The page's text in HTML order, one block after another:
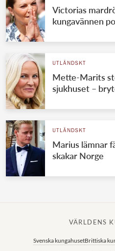
Victorias
kungavännen
UTLÄNDSKT
Mette-Marits
sjukhuset –
UTLÄNDSKT
Marius lämnar
skakar Norge
VÄRLDENS
Svenska kungahusetBrittiska